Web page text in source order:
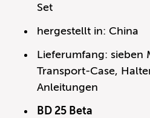
Set
hergestellt in: China
Lieferumfang: sieben
Transport-Case,
Anleitungen
BD 25 Beta